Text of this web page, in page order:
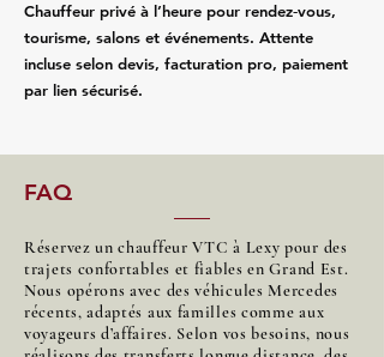
Chauffeur privé à l’heure pour rendez‑vous,
tourisme, salons et événements. Attente
incluse selon devis, facturation pro, paiement
par lien sécurisé.
FAQ
Réservez un chauffeur VTC à Lexy pour des
trajets confortables et fiables en Grand Est.
Nous opérons avec des véhicules Mercedes
récents, adaptés aux familles comme aux
voyageurs d’affaires. Selon vos besoins, nous